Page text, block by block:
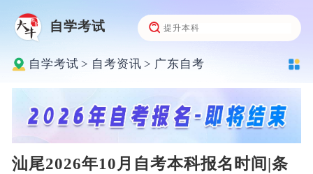
自学考试
自学考试 > 自考资讯 > 广东自考
汕尾2026年10月自考本科报名时间|条